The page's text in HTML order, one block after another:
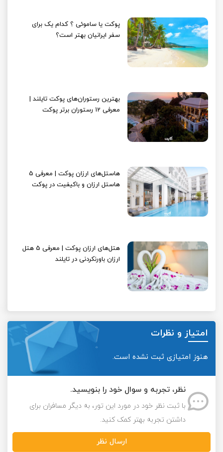
پوکت یا ساموئی ؟ کدام یک برای
سفر ایرانیان بهتر است؟
بهترین رستوران‌های پوکت تایلند |
معرفی 12 رستوران برتر پوکت
هاستل‌‌های ارزان پوکت | معرفی 5
هاستل ارزان و باکیفیت در پوکت
هتل‌های ارزان پوکت | معرفی 5 هتل
ارزان باورنکردنی در تایلند
امتیاز و نظرات
هنوز امتیازی ثبت نشده است.
نظر، تجربه و سوال خود را بنویسید.
با ثبت نظر خود در مورد این تور، به دیگر مسافران برای
داشتن تجربه بهتر کمک کنید.
ارسال نظر